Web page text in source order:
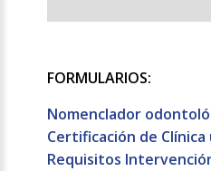
FORMULARIOS:
Nomenclador
Certificación de
Requisitos